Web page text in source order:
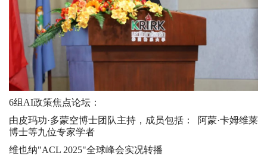
6组AI政策焦点论坛：
由皮玛功·多蒙空博士团队主持，成员包括： 阿蒙·卡姆维莱
博士等九位专家学者
维也纳"ACL 2025"全球峰会实况转播